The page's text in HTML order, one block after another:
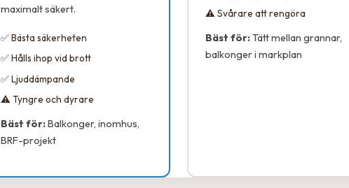
maximalt säkert.
✅ Bästa säkerheten
✅ Hålls ihop vid brott
✅ Ljuddämpande
⚠️ Tyngre och dyrare
Bäst för:Balkonger, inomhus,
BRF-projekt
⚠️ Svårare att rengöra
Bäst för:Tätt mellan grannar,
balkonger i markplan